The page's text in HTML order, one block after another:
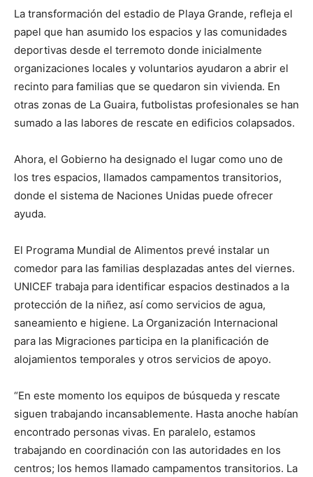
La transformación del estadio de Playa Grande, refleja el
papel que han asumido los espacios y las comunidades
deportivas desde el terremoto donde inicialmente
organizaciones locales y voluntarios ayudaron a abrir el
recinto para familias que se quedaron sin vivienda. En
otras zonas de La Guaira, futbolistas profesionales se han
sumado a las labores de rescate en edificios colapsados.
Ahora, el Gobierno ha designado el lugar como uno de
los tres espacios, llamados campamentos transitorios,
donde el sistema de Naciones Unidas puede ofrecer
ayuda.
El Programa Mundial de Alimentos prevé instalar un
comedor para las familias desplazadas antes del viernes.
UNICEF trabaja para identificar espacios destinados a la
protección de la niñez, así como servicios de agua,
saneamiento e higiene. La Organización Internacional
para las Migraciones participa en la planificación de
alojamientos temporales y otros servicios de apoyo.
“En este momento los equipos de búsqueda y rescate
siguen trabajando incansablemente. Hasta anoche habían
encontrado personas vivas. En paralelo, estamos
trabajando en coordinación con las autoridades en los
centros; los hemos llamado campamentos transitorios. La